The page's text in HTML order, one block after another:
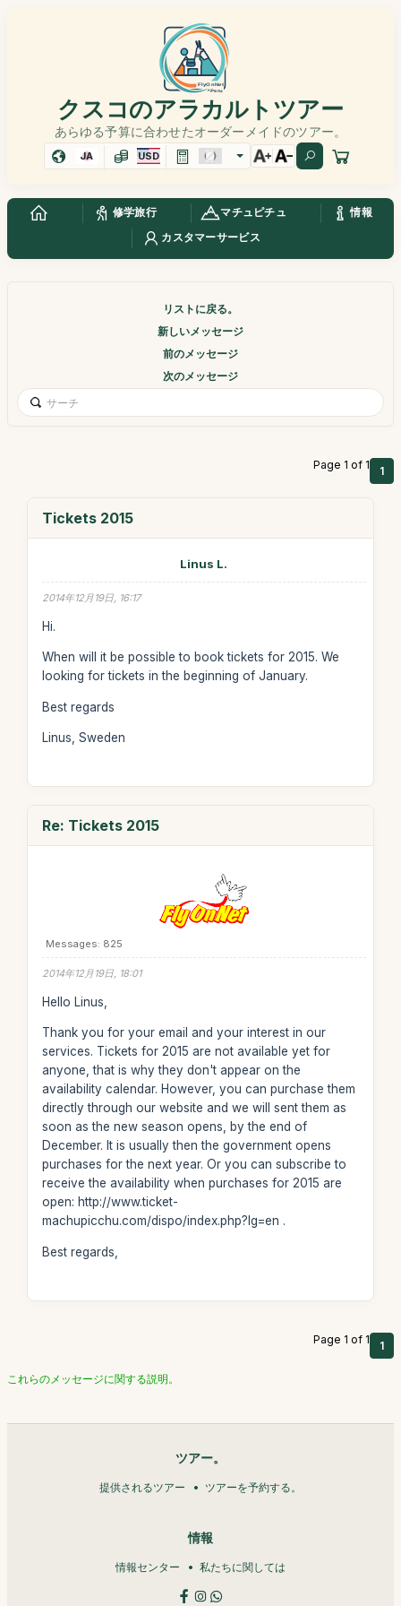
クスコのアラカルトツアー
あらゆる予算に合わせたオーダーメイドのツアー。
JA USD
修学旅行 マチュピチュ
情報
カスタマーサービス
リストに戻る。
新しいメッセージ
前のメッセージ
次のメッセージ
Page 1 of 1 1
Tickets 2015
Linus L.
2014年12月19日, 16:17
Hi.
When will it be possible to book tickets for 2015. We
looking for tickets in the beginning of January.
Best regards
Linus, Sweden
Re: Tickets 2015
Messages: 825
2014年12月19日, 18:01
Hello Linus,
Thank you for your email and your interest in our
services. Tickets for 2015 are not available yet for
anyone, that is why they don't appear on the
availability calendar. However, you can purchase them
directly through our website and we will sent them as
soon as the new season opens, by the end of
December. It is usually then the government opens
purchases for the next year. Or you can subscribe to
receive the availability when purchases for 2015 are
open: http://www.ticket-
machupicchu.com/dispo/index.php?lg=en .
Best regards,
Page 1 of 1 1
これらのメッセージに関する説明。
ツアー。
提供されるツアー ツアーを予約する。
情報
情報センター 私たちに関しては